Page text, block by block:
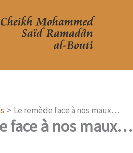
Le remède face à nos maux…
face à nos maux…